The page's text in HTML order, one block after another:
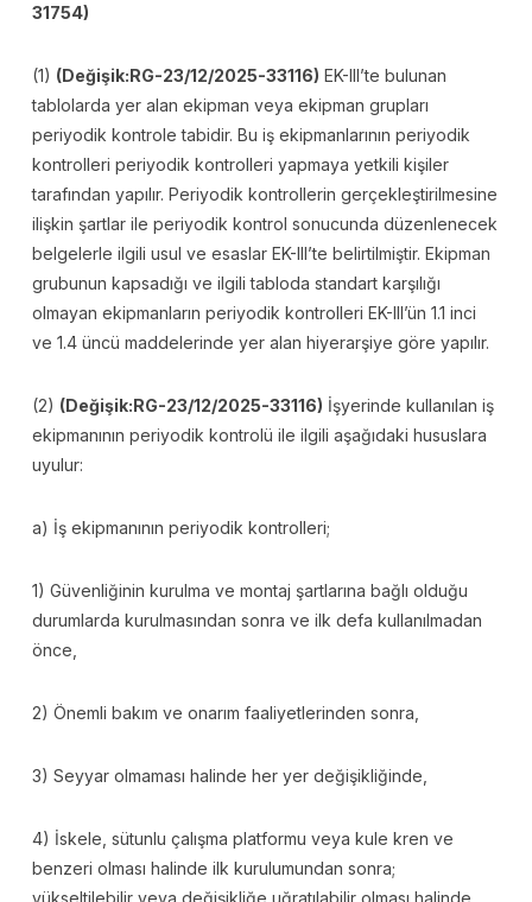
31754)
(1) (Değişik:RG-23/12/2025-33116) EK-III’te bulunan
tablolarda yer alan ekipman veya ekipman grupları
periyodik kontrole tabidir. Bu iş ekipmanlarının periyodik
kontrolleri periyodik kontrolleri yapmaya yetkili kişiler
tarafından yapılır. Periyodik kontrollerin gerçekleştirilmesine
ilişkin şartlar ile periyodik kontrol sonucunda düzenlenecek
belgelerle ilgili usul ve esaslar EK-III’te belirtilmiştir. Ekipman
grubunun kapsadığı ve ilgili tabloda standart karşılığı
olmayan ekipmanların periyodik kontrolleri EK-III’ün 1.1 inci
ve 1.4 üncü maddelerinde yer alan hiyerarşiye göre yapılır.
(2) (Değişik:RG-23/12/2025-33116) İşyerinde kullanılan iş
ekipmanının periyodik kontrolü ile ilgili aşağıdaki hususlara
uyulur:
a) İş ekipmanının periyodik kontrolleri;
1) Güvenliğinin kurulma ve montaj şartlarına bağlı olduğu
durumlarda kurulmasından sonra ve ilk defa kullanılmadan
önce,
2) Önemli bakım ve onarım faaliyetlerinden sonra,
3) Seyyar olmaması halinde her yer değişikliğinde,
4) İskele, sütunlu çalışma platformu veya kule kren ve
benzeri olması halinde ilk kurulumundan sonra;
yükseltilebilir veya değişikliğe uğratılabilir olması halinde